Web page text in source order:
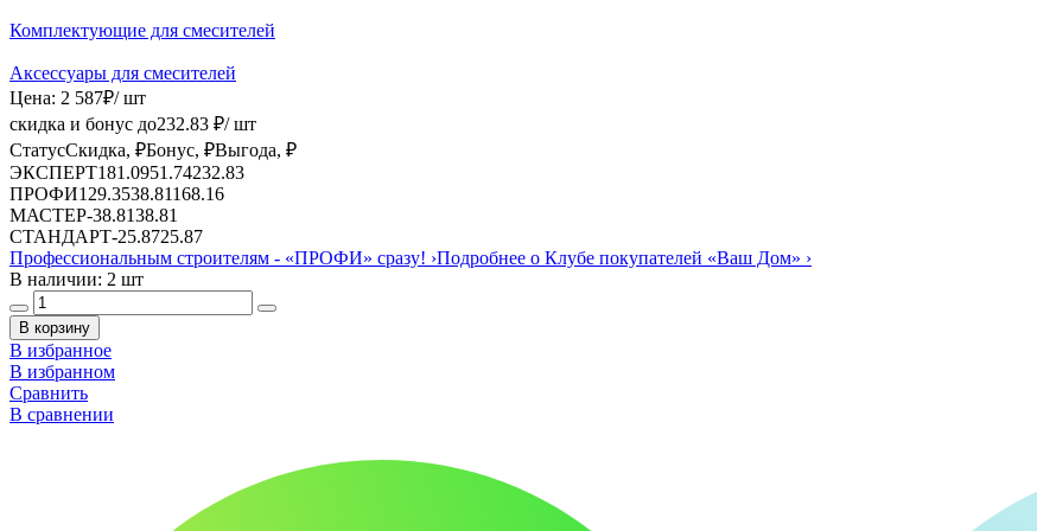
Комплектующие для смесителей
Аксессуары для смесителей
Цена: 2 587₽/ шт
скидка и бонус до232.83 ₽/ шт
СтатусСкидка, ₽Бонус, ₽Выгода, ₽
ЭКСПЕРТ181.0951.74232.83
ПРОФИ129.3538.81168.16
МАСТЕР-38.8138.81
СТАНДАРТ-25.8725.87
Профессиональным строителям - «ПРОФИ» сразу! ›Подробнее о Клубе покупателей «Ваш Дом» ›
В наличии: 2 шт
В корзину
В избранное
В избранном
Сравнить
В сравнении